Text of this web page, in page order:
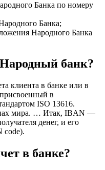
Банка по номеру
Банка;
Народного Банка
банк?
клиента в банке или в
в
ISO 13616.
мира. … Итак, IBAN —
денег, и его
в банке?